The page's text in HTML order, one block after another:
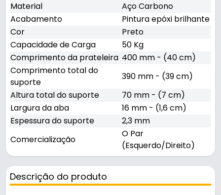
Material
Aço Carbono
Acabamento
Pintura epóxi brilhante
Cor
Preto
Capacidade de Carga
50 Kg
Comprimento da prateleira 400 mm - (40 cm)
Comprimento total do
suporte
390 mm - (39 cm)
Altura total do suporte
70 mm - (7 cm)
Largura da aba
16 mm - (1,6 cm)
Espessura do suporte
2,3 mm
Comercialização
O Par
(Esquerdo/Direito)
Descrição do produto